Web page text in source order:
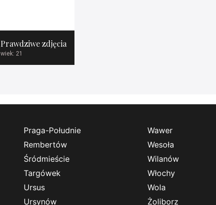
Prawdziwe zdjęcia
wiek: 21
Praga-Południe
Rembertów
Śródmieście
Targówek
Ursus
Ursynów
Wawer
Wesoła
Wilanów
Włochy
Wola
Żoliborz